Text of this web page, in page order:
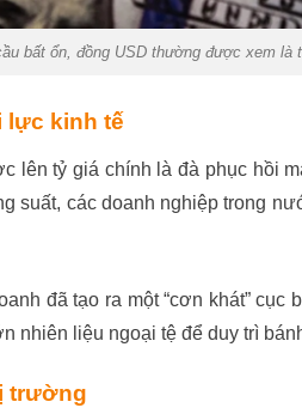
bất ổn, đồng USD thường được xem là
lực kinh tế
tỷ giá chính là đà phục hồi
suất, các doanh nghiệp trong
đã tạo ra một “cơn khát”
nhiên liệu ngoại tệ để duy trì
trường